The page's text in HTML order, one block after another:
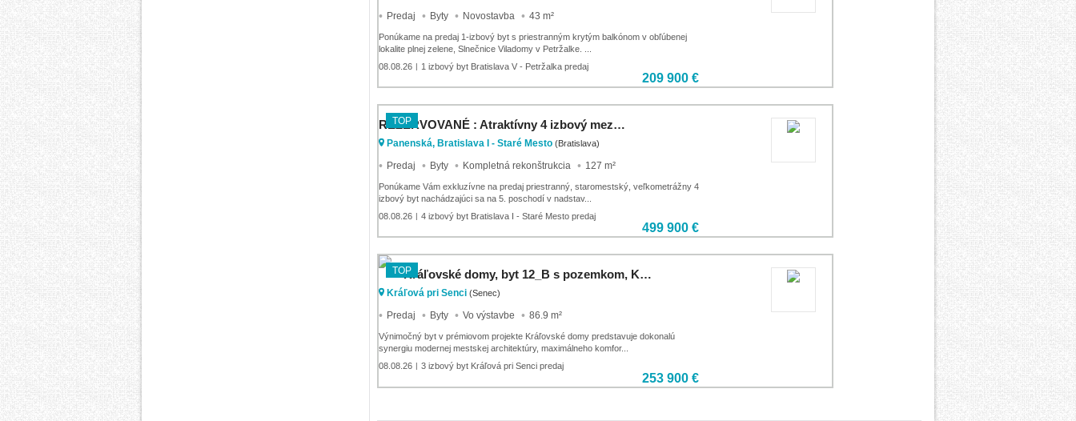
Predaj Byty Novostavba 43 m²
Ponúkame na predaj 1-izbový byt s priestranným krytým balkónom v obľúbenej
lokalite plnej zelene, Slnečnice Viladomy v Petržalke. ...
08.08.26 | 1 izbový byt Bratislava V - Petržalka predaj
209 900 €
TOP REZERVOVANÉ : Atraktívny 4 izbový mezonet s výhľadom na Bratislavský hrad a Dóm Sv. Martina
Panenská, Bratislava I - Staré Mesto (Bratislava)
Predaj Byty Kompletná rekonštrukcia 127 m²
Ponúkame Vám exkluzívne na predaj priestranný, staromestský, veľkometrážny 4
izbový byt nachádzajúci sa na 5. poschodí v nadstav...
08.08.26 | 4 izbový byt Bratislava I - Staré Mesto predaj
499 900 €
TOP Kráľovské domy, byt 12_B s pozemkom, Kráľová pri Senci
Kráľová pri Senci (Senec)
Predaj Byty Vo výstavbe 86.9 m²
Výnimočný byt v prémiovom projekte Kráľovské domy predstavuje dokonalú
synergiu modernej mestskej architektúry, maximálneho komfor...
08.08.26 | 3 izbový byt Kráľová pri Senci predaj
253 900 €